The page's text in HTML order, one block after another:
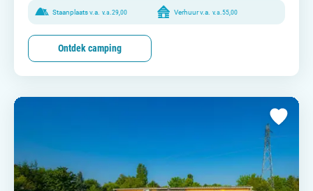
Staanplaats v.a. v.a. 29,00 Verhuur v.a. v.a. 55,00
Ontdek camping